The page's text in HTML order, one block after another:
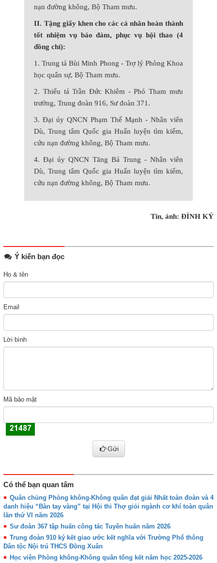
nạn đường không, Bộ Tham mưu.
II. Tặng giấy khen cho các cá nhân hoàn thành
tốt nhiệm vụ bảo đảm, phục vụ hội thao (4
đồng chí):
1. Trung tá Bùi Minh Phong - Trợ lý Phòng Khoa
học quân sự, Bộ Tham mưu.
2. Thiếu tá Trần Đức Khiêm - Phó Tham mưu
trưởng, Trung đoàn 916, Sư đoàn 371.
3. Đại úy QNCN Phạm Thế Mạnh - Nhân viên
Dù, Trung tâm Quốc gia Huấn luyện tìm kiếm,
cứu nạn đường không, Bộ Tham mưu.
4. Đại úy QNCN Tăng Bá Trung - Nhân viên
Dù, Trung tâm Quốc gia Huấn luyện tìm kiếm,
cứu nạn đường không, Bộ Tham mưu.
Tin, ảnh: ĐÌNH KÝ
Ý kiến bạn đọc
Họ & tên
Email
Lời bình
Mã bảo mật
Gửi
Có thể bạn quan tâm
Quân chủng Phòng không-Không quân đạt giải Nhất toàn đoàn và 4
danh hiệu “Bàn tay vàng” tại Hội thi Thợ giỏi ngành cơ khí toàn quân
lần thứ VI năm 2026
Sư đoàn 367 tập huấn công tác Tuyên huấn năm 2026
Trung đoàn 910 ký kết giao ước kết nghĩa với Trường Phổ thông
Dân tộc Nội trú THCS Đồng Xuân
Học viện Phòng không-Không quân tổng kết năm học 2025-2026